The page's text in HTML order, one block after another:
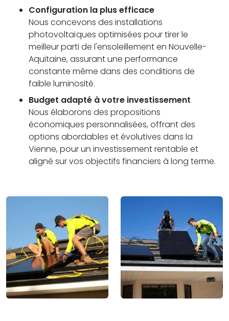
Configuration la plus efficace
Nous concevons des installations
photovoltaïques optimisées pour tirer le
meilleur parti de l'ensoleillement en Nouvelle-
Aquitaine, assurant une performance
constante même dans des conditions de
faible luminosité.
Budget adapté à votre investissement
Nous élaborons des propositions
économiques personnalisées, offrant des
options abordables et évolutives dans la
Vienne, pour un investissement rentable et
aligné sur vos objectifs financiers à long terme.